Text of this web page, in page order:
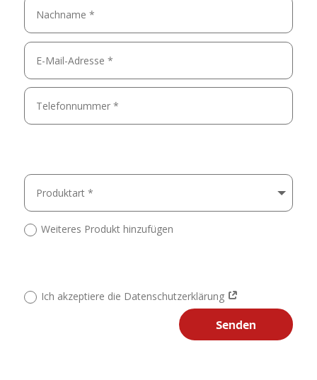
Weiteres Produkt hinzufügen
Ich akzeptiere die Datenschutzerklärung
Senden